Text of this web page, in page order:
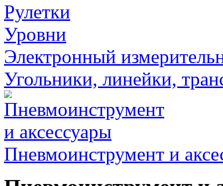
Рулетки
Уровни
Электронный
Угольники, линейки,
Пневмоинструмент и